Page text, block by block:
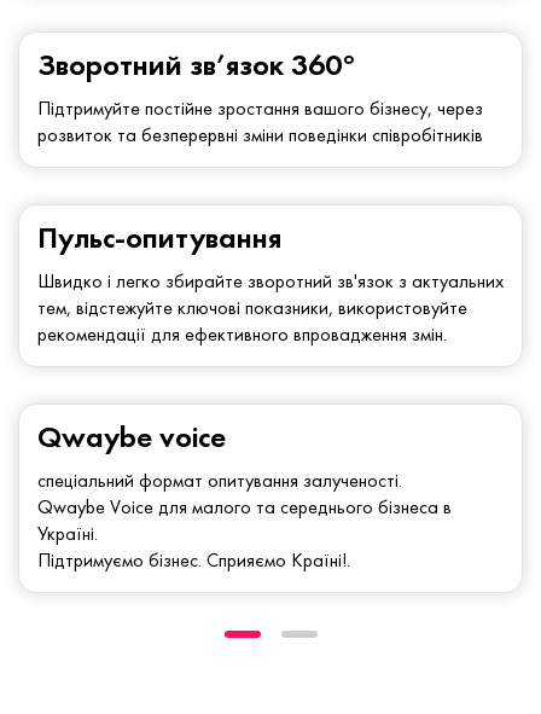
Зворотний зв’язок 360°
Підтримуйте постійне зростання вашого бізнесу, через
розвиток та безперервні зміни поведінки співробітників
Qwaybe voice
спеціальний формат опитування залученості.
Qwaybe Voice для малого та середнього бізнеса в
Україні.
Підтримуємо бізнес. Сприяємо Країні!.
Пульс-опитування
Швидко і легко збирайте зворотний зв'язок з актуальних
тем, відстежуйте ключові показники, використовуйте
рекомендації для ефективного впровадження змін.